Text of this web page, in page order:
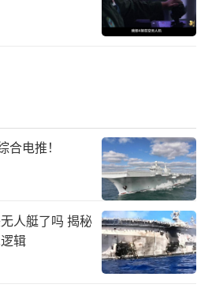
电推！
人艇了吗 揭秘
辑